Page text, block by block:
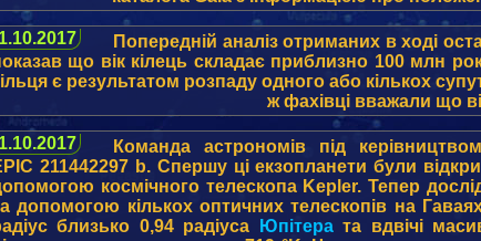
Попередній аналіз отриманих в ході
що вік кілець складає приблизно 100 млн
є результатом розпаду одного або кількох
ж фахівці вважали що
Команда астрономів під
211442297 b. Спершу ці екзопланети були
космічного телескопа Kepler. Тепер
допомогою кількох оптичних телескопів на
близько 0,94 радіуса
Юпітерата вдвічі